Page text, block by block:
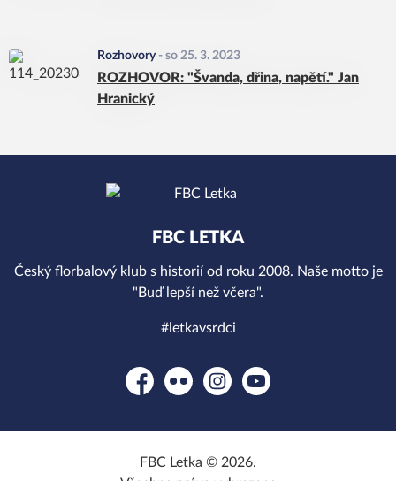
Rozhovory - so 25. 3. 2023
ROZHOVOR: "Švanda, dřina, napětí." Jan
Hranický
FBC LETKA
Český florbalový klub s historií od roku 2008. Naše motto je
"Buď lepší než včera".
#letkavsrdci
FacebookFlickr InstagramYouTube
FBC Letka © 2026.